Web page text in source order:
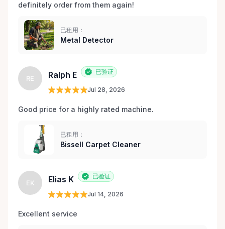
definitely order from them again!
已租用：
Metal Detector
RE Ralph E 已验证
Jul 28, 2026
Good price for a highly rated machine.
已租用：
Bissell Carpet Cleaner
EK Elias K 已验证
Jul 14, 2026
Excellent service